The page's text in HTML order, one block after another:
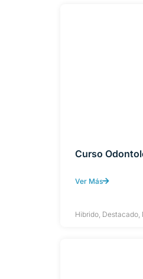
Curso
Ver Más
Hibrido, Destacado,